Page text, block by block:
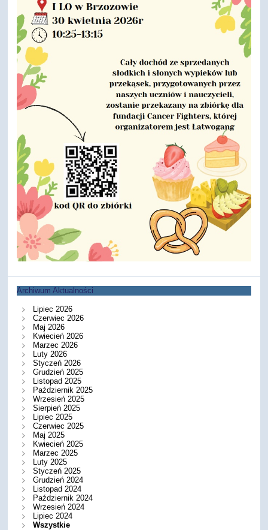
Archiwum Aktualności
Lipiec 2026
Czerwiec 2026
Maj 2026
Kwiecień 2026
Marzec 2026
Luty 2026
Styczeń 2026
Grudzień 2025
Listopad 2025
Październik 2025
Wrzesień 2025
Sierpień 2025
Lipiec 2025
Czerwiec 2025
Maj 2025
Kwiecień 2025
Marzec 2025
Luty 2025
Styczeń 2025
Grudzień 2024
Listopad 2024
Październik 2024
Wrzesień 2024
Lipiec 2024
Wszystkie